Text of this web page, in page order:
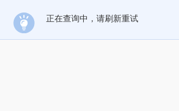
正在查询中，请刷新重试